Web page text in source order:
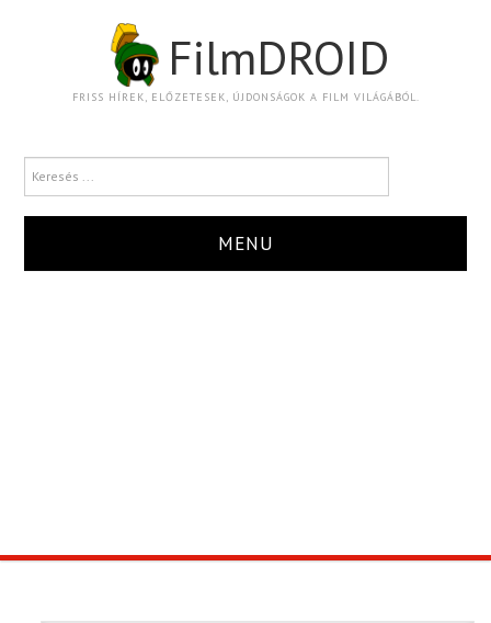
FilmDROID
FRISS HÍREK, ELŐZETESEK, ÚJDONSÁGOK A FILM VILÁGÁBÓL.
MENU